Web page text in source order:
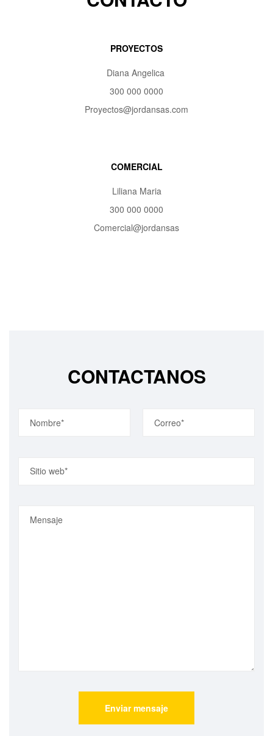
PROYECTOS
Diana Angelica
300 000 0000
Proyectos@jordansas.com
COMERCIAL
Liliana Maria
300 000 0000
Comercial@jordansas
CONTACTANOS